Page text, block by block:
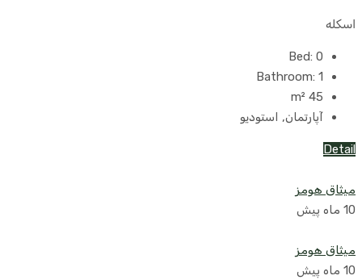
اسکله
Bed: 0
Bathroom: 1
45
m²
آپارتمان, استودیو
Detail
میثاق هومز
10 ماه پیش
میثاق هومز
10 ماه پیش